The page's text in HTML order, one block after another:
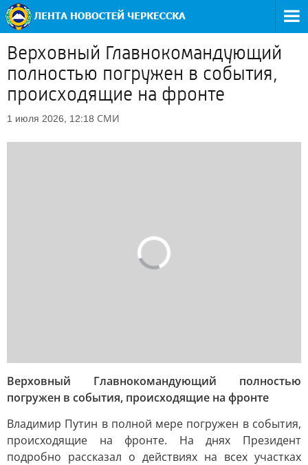
Верховный Главнокомандующий
полностью погружен в события,
происходящие на фронте
1 июля 2026, 12:18 СМИ
Верховный Главнокомандующий полностью
погружен в события, происходящие на фронте
Владимир Путин в полной мере погружен в события,
происходящие на фронте. На днях Президент
подробно рассказал о действиях на всех участках